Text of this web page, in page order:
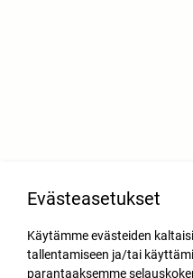
Evästeasetukset
Käytämme evästeiden
tallentamiseen ja/tai
parantaaksemme